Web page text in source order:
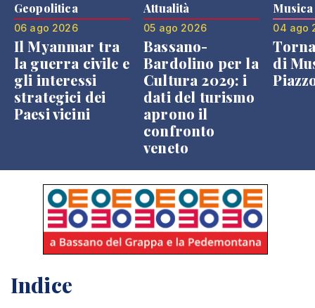
Geopolitica
06 ago 2026
Il Myanmar tra
la guerra civile e
gli interessi
strategici dei
Paesi vicini
Attualità
05 ago 2026
Bassano-
Bardolino per la
Cultura 2029: i
dati del turismo
aprono il
confronto
veneto
Musica
04 ago
di
Indice